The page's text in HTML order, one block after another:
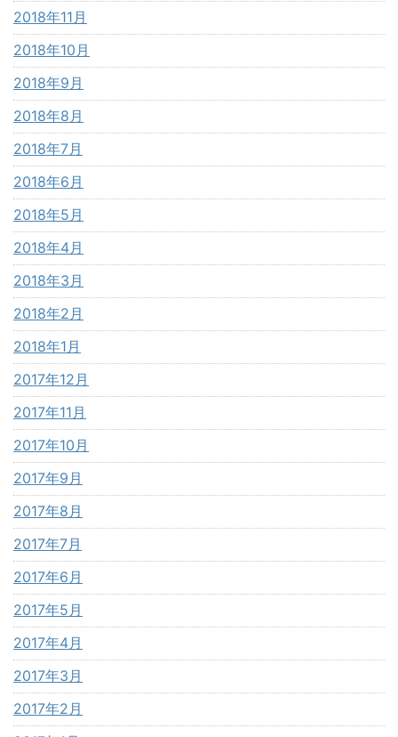
2018年11月
2018年10月
2018年9月
2018年8月
2018年7月
2018年6月
2018年5月
2018年4月
2018年3月
2018年2月
2018年1月
2017年12月
2017年11月
2017年10月
2017年9月
2017年8月
2017年7月
2017年6月
2017年5月
2017年4月
2017年3月
2017年2月